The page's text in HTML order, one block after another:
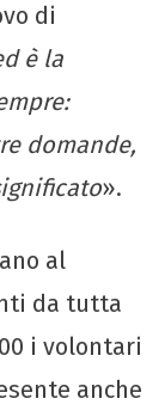
di
è la
domande,
».
al
da tutta
i volontari
anche